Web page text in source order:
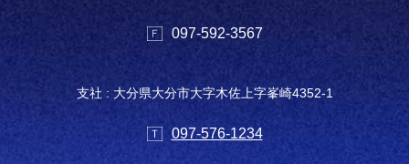
097-592-3567
支社 : 大分県大分市大字木佐上字峯崎4352-1
097-576-1234